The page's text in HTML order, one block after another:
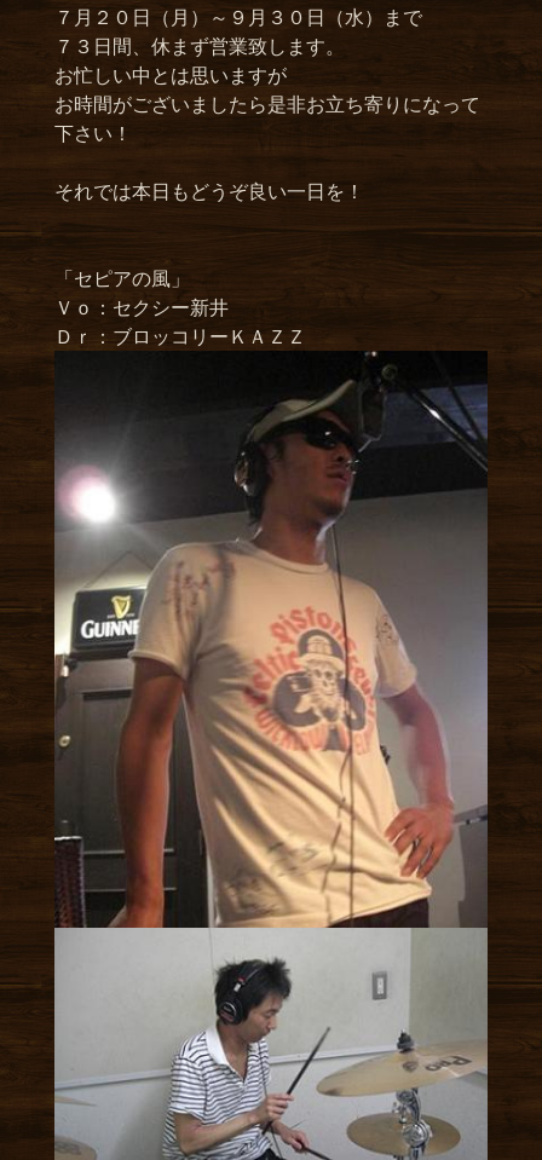
７月２０日（月）～９月３０日（水）まで
７３日間、休まず営業致します。
お忙しい中とは思いますが
お時間がございましたら是非お立ち寄りになって
下さい！
それでは本日もどうぞ良い一日を！
「セピアの風」
Ｖｏ：セクシー新井
Ｄｒ：ブロッコリーＫＡＺＺ